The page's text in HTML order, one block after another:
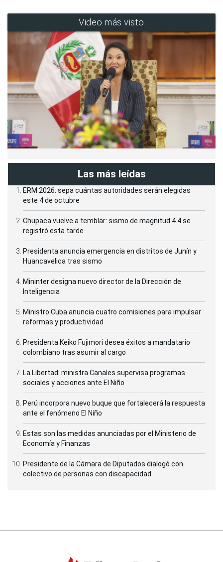
Video más visto
Las más leídas
ERM 2026: sepa cuántas autoridades serán elegidas
este 4 de octubre
Chupaca vuelve a temblar: sismo de magnitud 4.4 se
registró esta tarde
Presidenta anuncia emergencia en distritos de Junín y
Huancavelica tras sismo
Mininter designa nuevo director de la Dirección de
Inteligencia
Ministro Cuba anuncia cuatro comisiones para impulsar
reformas y productividad
Presidenta Keiko Fujimori desea éxitos a mandatario
colombiano tras asumir al cargo
La Libertad: ministra Canales supervisa programas
sociales y acciones ante El Niño
Perú incorpora nuevo buque que fortalecerá la respuesta
ante el fenómeno El Niño
Estas son las medidas anunciadas por el Ministerio de
Economía y Finanzas
Presidente de la Cámara de Diputados dialogó con
colectivo de personas con discapacidad